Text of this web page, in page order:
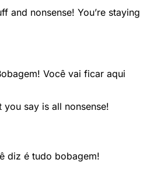
and nonsense! You’re staying
Você vai ficar aqui
say is all nonsense!
diz é tudo bobagem!